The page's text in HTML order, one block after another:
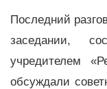
Последний
заседании,
учредителем
обсуждали